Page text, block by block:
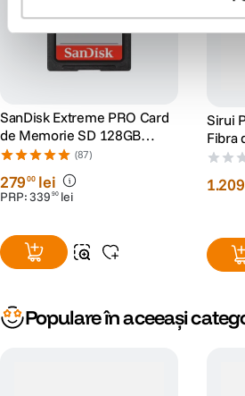
SanDisk Extreme PRO Card
de Memorie SD 128GB
SDXC UHS-I Class 10 U3 V30
+ 2 Ani RescuePRO Deluxe
(87)
27900 lei
PRP:339 90 lei
Sirui
Fibra
1.209
Populare în aceeași